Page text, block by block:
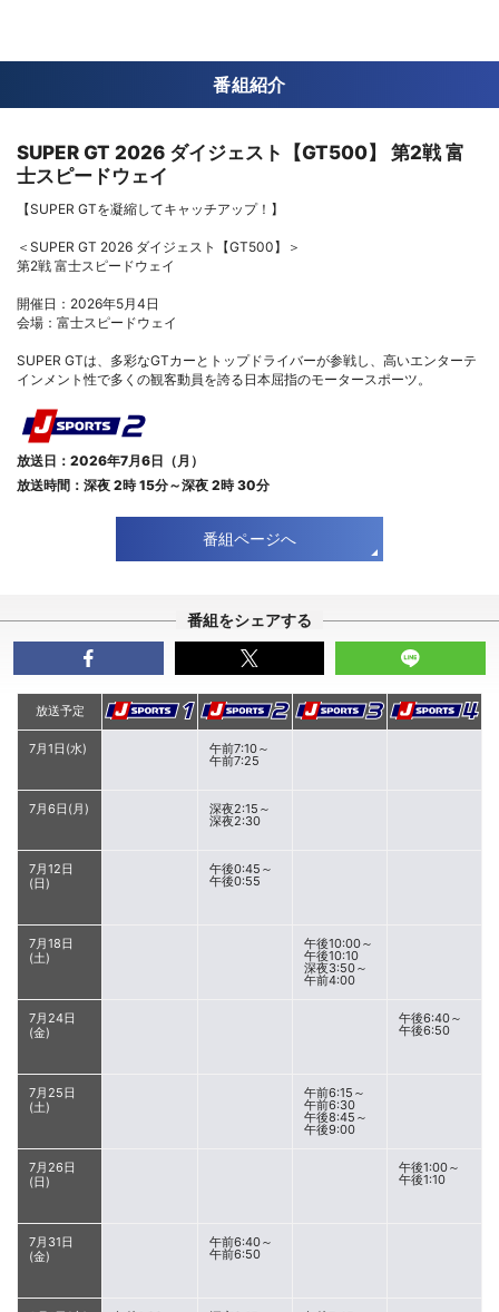
番組紹介
SUPER GT 2026 ダイジェスト【GT500】 第2戦 富
士スピードウェイ
【SUPER GTを凝縮してキャッチアップ！】
＜SUPER GT 2026 ダイジェスト【GT500】＞
第2戦 富士スピードウェイ
開催日：2026年5月4日
会場：富士スピードウェイ
SUPER GTは、多彩なGTカーとトップドライバーが参戦し、高いエンターテ
インメント性で多くの観客動員を誇る日本屈指のモータースポーツ。
放送日：2026年7月6日（月）
放送時間：深夜 2時 15分～深夜 2時 30分
番組ページへ
番組をシェアする
放送予定
7月1日(水) 午前7:10～
午前7:25
7月6日(月) 深夜2:15～
深夜2:30
7月12日
(日)
午後0:45～
午後0:55
7月18日
(土)
午後10:00～
午後10:10
深夜3:50～
午前4:00
7月24日
(金)
午後6:40～
午後6:50
7月25日
(土)
午前6:15～
午前6:30
午後8:45～
午後9:00
7月26日
(日)
午後1:00～
午後1:10
7月31日
(金)
午前6:40～
午前6:50